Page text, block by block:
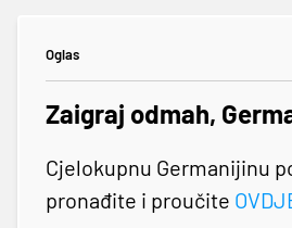
Oglas
Zaigraj odmah,
Cjelokupnu Germanijinu
pronađite i proučite